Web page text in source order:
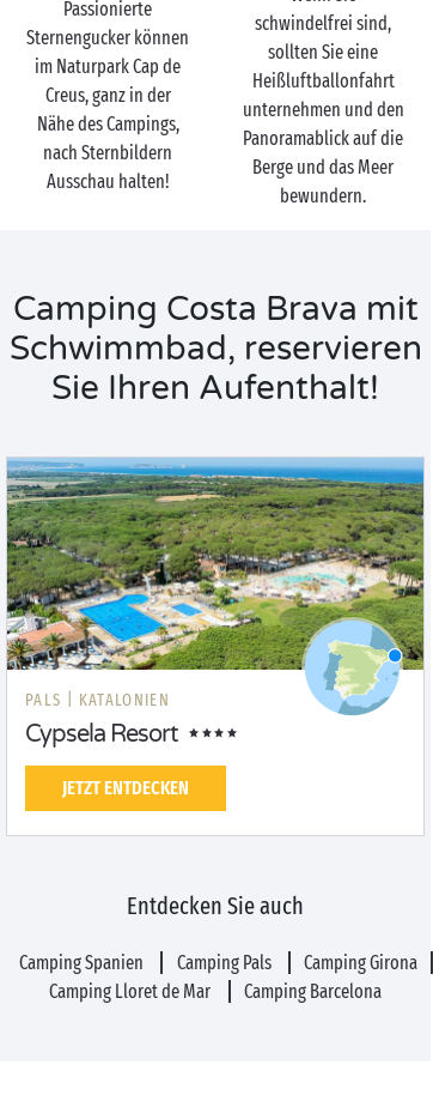
Passionierte
Sternengucker können
im Naturpark Cap de
Creus, ganz in der
Nähe des Campings,
nach Sternbildern
Ausschau halten!
schwindelfrei sind,
sollten Sie eine
Heißluftballonfahrt
unternehmen und den
Panoramablick auf die
Berge und das Meer
bewundern.
Camping Costa Brava mit
Schwimmbad, reservieren
Sie Ihren Aufenthalt!
PALS | KATALONIEN
Cypsela Resort
JETZT ENTDECKEN
Entdecken Sie auch
Camping Spanien Camping Pals
Camping Girona
Camping Lloret de Mar
Camping Barcelona